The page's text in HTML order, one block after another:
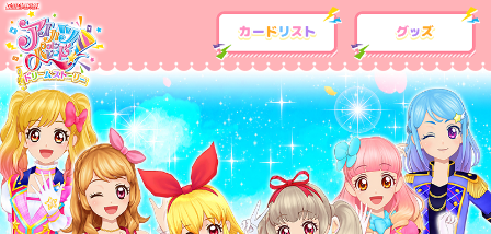
カードリスト